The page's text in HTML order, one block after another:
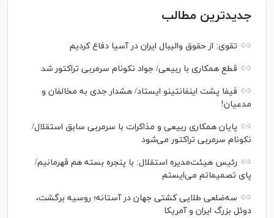
جدیدترین مطالب
تقوی: از حقوق والیبال ایران در آسیا دفاع کردیم
قطع همکاری با ربیعی/ جواد نکونام سرمربی تراکتور شد
فیفا پشت اینفانتینو ایستاد/ هشدار جدی به مخالفان و
مدعیان!
پایان همکاری ربیعی و مذاکرات با سرمربی سابق استقلال/
نکونام سرمربی تراکتور می‌شود
رئیس هیئت‌مدیره استقلال: با پنجره بسته هم قهرمانیم/
پای تصمیماتم می‌ایستم
سه‌ضلعی طلایی کشتی جهان در آستانه؛ روسیه برگشت،
دوئل بزرگ ایران و آمریکا